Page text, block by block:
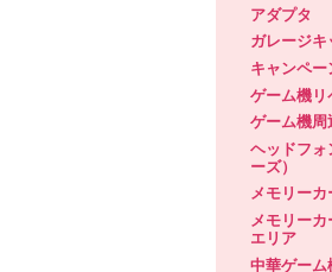
アダプタ
ガレージキ
キャンペー
ゲーム機リ
ゲーム機周
ヘッドフォ
ーズ）
メモリーカ
メモリー
エリア
中華ゲーム